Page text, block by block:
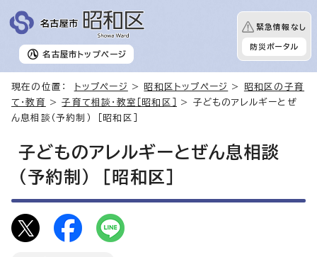
名古屋市 トップページ
緊急情報なし
防災ポータル
現在の位置： トップページ > 昭和区トップページ >
昭和区の子育
て・教育
>子育て相談・教室［昭和区］
> 子どものアレルギーとぜ
ん息相談（予約制） ［昭和区］
子どものアレルギーとぜん息相談
（予約制） ［昭和区］